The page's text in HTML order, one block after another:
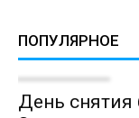
ПОПУЛЯРНОЕ
День снятия